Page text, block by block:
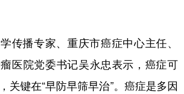
播专家、重庆市癌症中心主任、
医院党委书记吴永忠表示，癌症可
关键在“早防早筛早治”。癌症是多因